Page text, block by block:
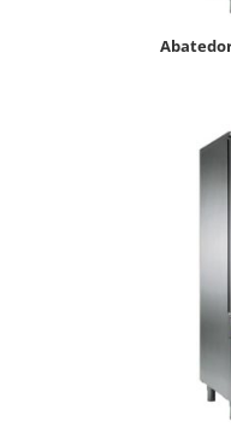
abatedores de temperatura